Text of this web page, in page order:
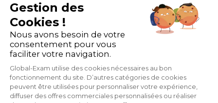
Le meilleur de la EdTech et de
nos 1 500 partenaires pour la
performance de la formation
linguistique
Gestion des
Cookies !
Nous avons besoin de votre
consentement pour vous
faciliter votre navigation.
Global-Exam utilise des cookies nécessaires au bon
fonctionnement du site. D’autres catégories de cookies
peuvent être utilisées pour personnaliser votre expérience,
diffuser des offres commerciales personnalisées ou réaliser